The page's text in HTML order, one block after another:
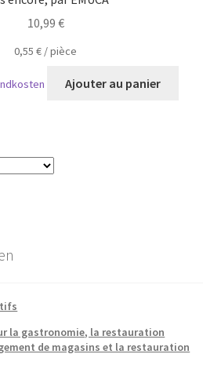
10,99 €
0,55 € /pièce
Ajouter au panier
la gastronomie, la restauration
de magasins et la restauration